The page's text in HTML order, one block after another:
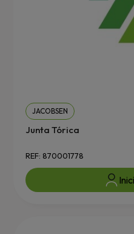
JACOBSEN
Junta Tórica
REF: 870001778